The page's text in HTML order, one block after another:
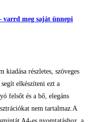
varrd meg saját ünnepi
kiadása részletes, szöveges
elkészíteni ezt a
felsőt és a bő, elegáns
nem tartalmaz.A